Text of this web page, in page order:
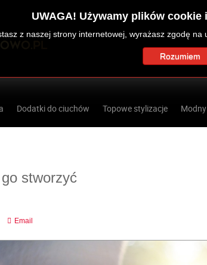
Dodatki do ciuchów Topowe stylizacje
stworzyć
Email
UWAGA! Używamy plików
z naszej strony internetowej, wyrażasz zgodę na
Rozumiem